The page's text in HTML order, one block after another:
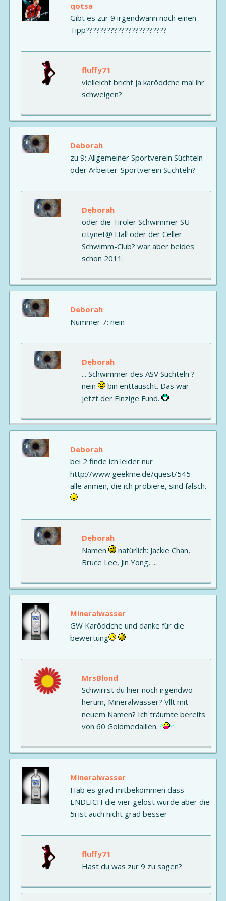
qotsa
Gibt es zur 9 irgendwann noch einen
Tipp???????????????????????
fluffy71
vielleicht bricht ja karöddche mal ihr
schweigen?
Deborah
zu 9: Allgemeiner Sportverein Süchteln
oder Arbeiter-Sportverein Süchteln?
Deborah
oder die Tiroler Schwimmer SU
citynet@ Hall oder der Celler
Schwimm-Club? war aber beides
schon 2011.
Deborah
Nummer 7: nein
Deborah
... Schwimmer des ASV Süchteln ? --
nein
bin enttäuscht. Das war
jetzt der Einzige Fund.
Deborah
bei 2 finde ich leider nur
http://www.geekme.de/quest/545 --
alle anmen, die ich probiere, sind falsch.
Deborah
Namen
natürlich: Jackie Chan,
Bruce Lee, Jin Yong, ...
Mineralwasser
GW Karöddche und danke für die
bewertung
MrsBlond
Schwirrst du hier noch irgendwo
herum, Mineralwasser? Vllt mit
neuem Namen? Ich träumte bereits
von 60 Goldmedaillen.
Mineralwasser
Hab es grad mitbekommen dass
ENDLICH die vier gelöst wurde aber die
5i ist auch nicht grad besser
fluffy71
Hast du was zur 9 zu sagen?